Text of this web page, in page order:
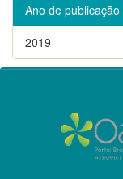
Ano de publicação
2019